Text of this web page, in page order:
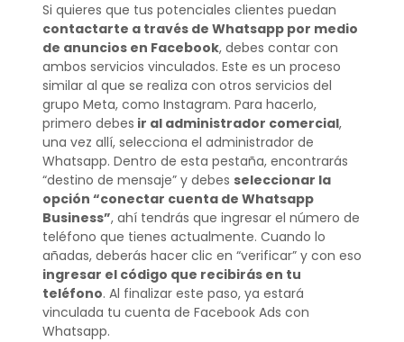
Si quieres que tus potenciales clientes puedan
contactarte a través de Whatsapp por medio
de anuncios en Facebook, debes contar con
ambos servicios vinculados. Este es un proceso
similar al que se realiza con otros servicios del
grupo Meta, como Instagram. Para hacerlo,
primero debes ir al administrador comercial,
una vez allí, selecciona el administrador de
Whatsapp. Dentro de esta pestaña, encontrarás
“destino de mensaje” y debes seleccionar la
opción “conectar cuenta de Whatsapp
Business”, ahí tendrás que ingresar el número de
teléfono que tienes actualmente. Cuando lo
añadas, deberás hacer clic en “verificar” y con eso
ingresar el código que recibirás en tu
teléfono. Al finalizar este paso, ya estará
vinculada tu cuenta de Facebook Ads con
Whatsapp.